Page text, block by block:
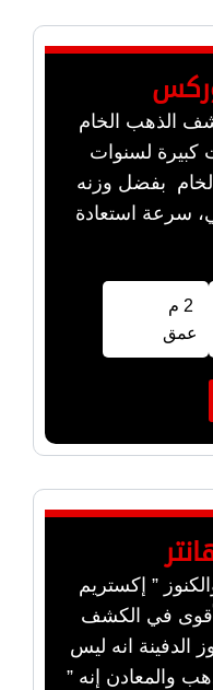
الذهب الخام
كبيرة لسنوات
بفضل وزنه
سرعة استعادة
2 م
عمق
” إكستريم
في الكشف
الدفينة انه ليس
والمعادن إنه ”